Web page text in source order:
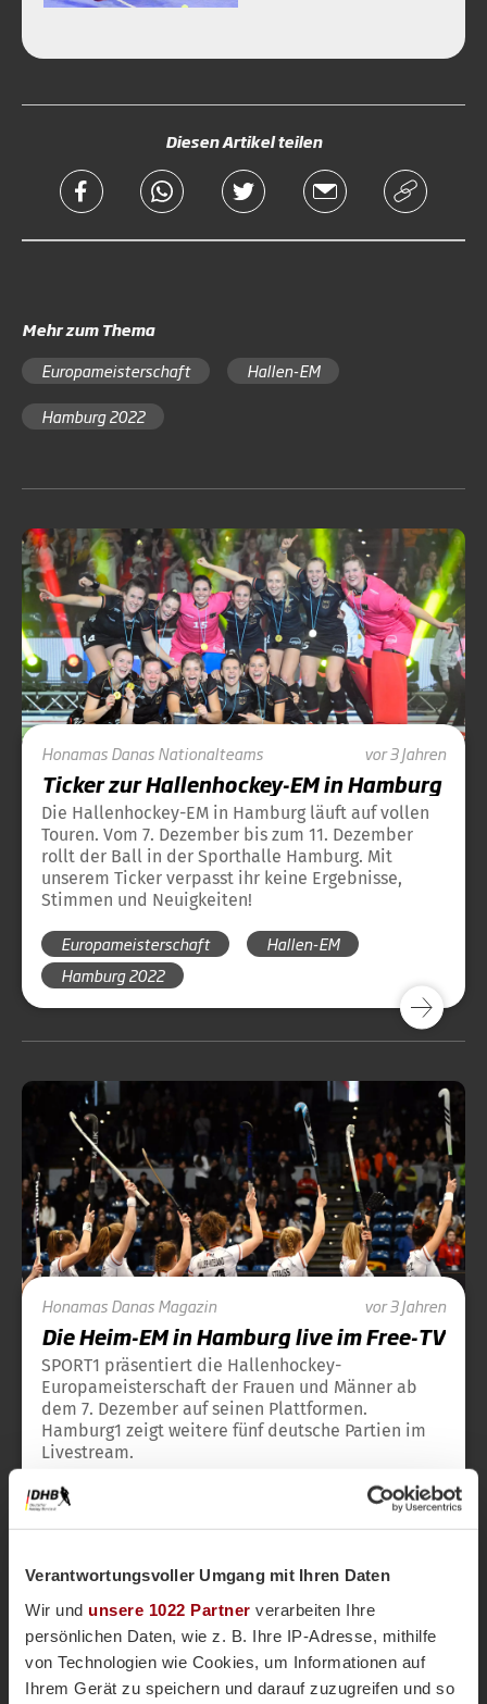
Verantwortungsvoller Umgang mit Ihren Daten
Wir und unsere 1022 Partner verarbeiten Ihre
persönlichen Daten, wie z. B. Ihre IP-Adresse, mithilfe
von Technologien wie Cookies, um Informationen auf
Ihrem Gerät zu speichern und darauf zuzugreifen und so
Diesen Artikel teilen
Mehr zum Thema
Europameisterschaft
Hallen-EM
Hamburg 2022
HonamasDanasNationalteams vor 3 Jahren
Ticker zur Hallenhockey-EM in Hamburg
Die Hallenhockey-EM in Hamburg läuft auf vollen
Touren. Vom 7. Dezember bis zum 11. Dezember
rollt der Ball in der Sporthalle Hamburg. Mit
unserem Ticker verpasst ihr keine Ergebnisse,
Stimmen und Neuigkeiten!
Europameisterschaft
Hallen-EM
Hamburg 2022
HonamasDanasMagazin vor 3 Jahren
Die Heim-EM in Hamburg live im Free-TV
SPORT1 präsentiert die Hallenhockey-
Europameisterschaft der Frauen und Männer ab
dem 7. Dezember auf seinen Plattformen.
Hamburg1 zeigt weitere fünf deutsche Partien im
Livestream.
Europameisterschaft
Hamburg 2022